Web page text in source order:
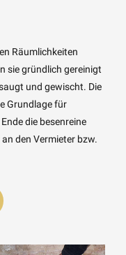
Räumlichkeiten
sie gründlich gereinigt
und gewischt. Die
Grundlage für
die besenreine
den Vermieter bzw.